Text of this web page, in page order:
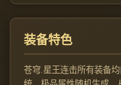
装备特色
苍穹.星王连击所有装备